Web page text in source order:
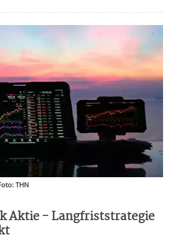
THN
Aktie - Langfriststrategie